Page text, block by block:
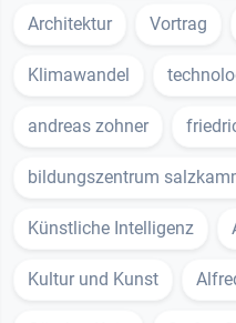
Architektur Vortrag
Klimawandel
andreas zohner
bildungszentrum
Künstliche Intelligenz
Kultur und Kunst